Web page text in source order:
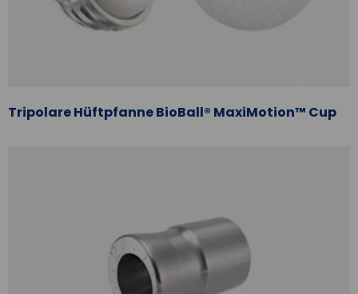
Tripolare Hüftpfanne BioBall® MaxiMotion™ Cup